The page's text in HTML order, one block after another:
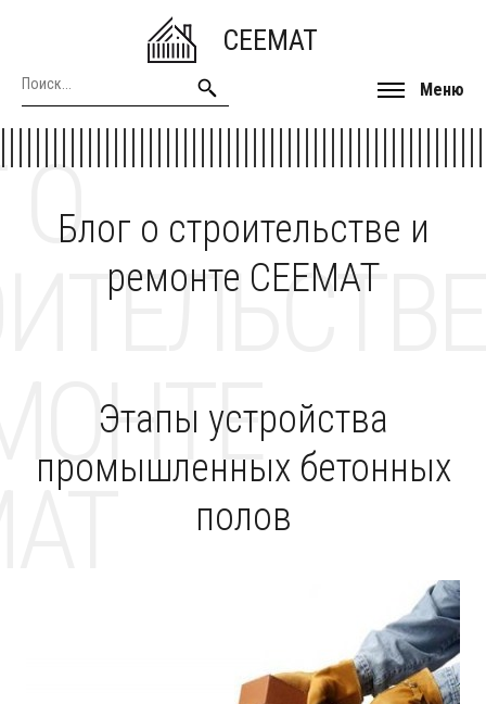
CEEMAT
Меню
Блог о строительстве и
ремонте CEEMAT
О
Этапы устройства
промышленных бетонных
полов